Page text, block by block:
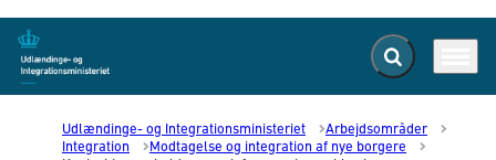
Gå til forsiden Fold søgefelt ud
Udlændinge- og Integrationsministeriet
Arbejdsområder
Integration
Modtagelse og integration af nye borgere